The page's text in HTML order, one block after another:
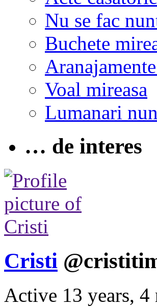
Nu se fac
Buchete
Voal mireasa
Lumanari
… de interes
Cristi
Active 13 years, 4